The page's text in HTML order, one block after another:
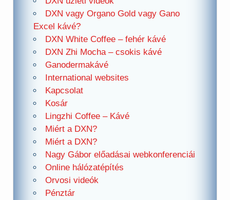
DXN vagy Organo Gold vagy Gano
Excel kávé?
DXN White Coffee – fehér kávé
DXN Zhi Mocha – csokis kávé
Ganodermakávé
International websites
Kapcsolat
Kosár
Lingzhi Coffee – Kávé
Miért a DXN?
Miért a DXN?
Nagy Gábor előadásai webkonferenciái
Online hálózatépítés
Orvosi videók
Pénztár